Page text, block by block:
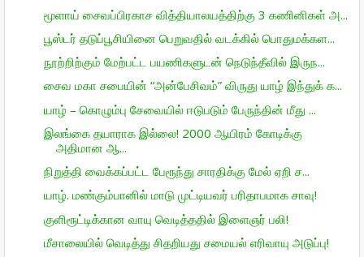
மூளாய் சைவப்பிரகாச வித்தியாலயத்திற்கு 3 கணினிகள் அ...
பூஸ்டர் தடுப்பூசியினை பெறுவதில் வடக்கில் பொதுமக்கள...
நூற்றிற்கும் மேற்பட்ட பயணிகளுடன் நெடுந்தீவில் இருந...
சைவ மகா சபையின் “அன்பேசிவம்” விருது யாழ் இந்துக் க...
யாழ் – கொழும்பு சேவையில் ஈடுபடும் பேருந்தின் மீது ...
இலங்கை தயாராக இல்லை! 2000 ஆயிரம் கோடிக்கு
அதிமான ஆ...
நிறுத்தி வைக்கப்பட்ட பேரூந்து சாரதிக்கு மேல் ஏறி ச...
யாழ். மண்கும்பானில் மாடு முட்டியவர் பரிதாபமாக சாவு!
குளிரூட்டிக்கான வாயு வெடித்ததில் இளைஞர் பலி!
மீசாலையில் வெடித்து சிதறியது சமையல் எரிவாயு அடுப்பு!